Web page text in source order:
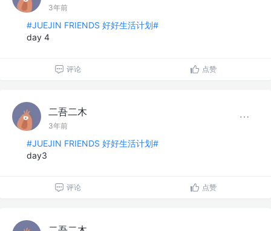
3年前
#JUEJIN FRIENDS 好好生活计划#
day 4
评论 点赞
二吾二木
3年前
#JUEJIN FRIENDS 好好生活计划#
day3
评论 点赞